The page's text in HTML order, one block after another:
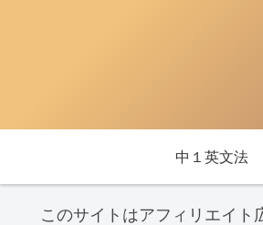
中１英文法
このサイトはアフィリエイト